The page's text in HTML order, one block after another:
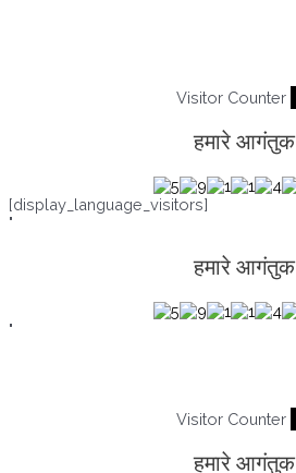
Visitor Counter
हमारे आगंतुक
[display_language_visitors]
"
हमारे आगंतुक
"
Visitor Counter
हमारे आगंतुक